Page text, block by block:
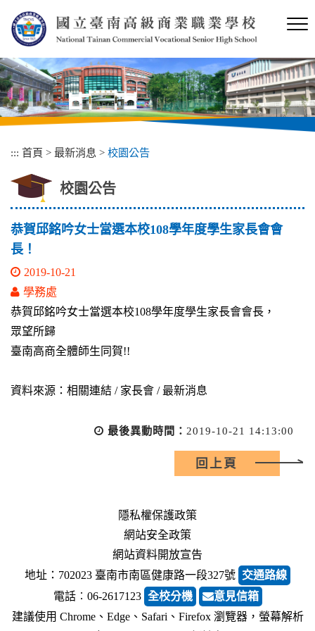
內
容
區
塊
::: 首頁 > 最新消息 > 校園公告
校園公告
恭賀邱銘吟女士當選本校108學年度學生家長會會
長！
2019-10-21
學務處
恭賀邱銘吟女士當選本校108學年度學生家長會會長，
眾望所歸
臺南高商全體師生同賀!!
資料來源：相關連結 / 家長會 / 最新消息
最後異動時間： 2019-10-21 14:13:00
回上頁
隱私權保護政策
網站安全政策
網站資料開放宣告
地址：702023 臺南市南區健康路一段327號 交通路線
電話︰06-2617123 全校分機
意見信箱
建議使用 Chrome、Edge、Safari、Firefox 瀏覽器，螢幕解析